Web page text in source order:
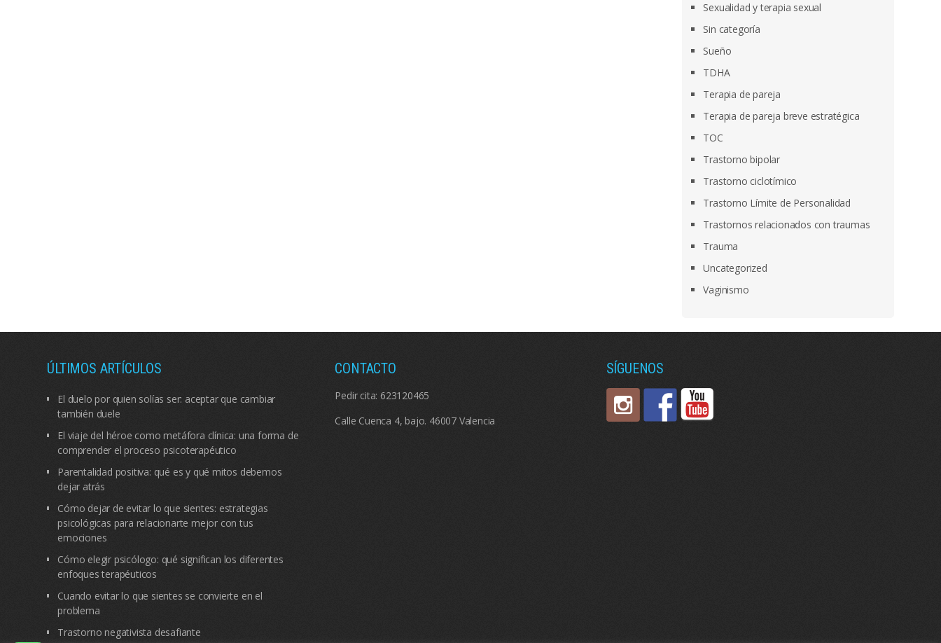
Sexualidad y terapia sexual
Sin categoría
Sueño
TDHA
Terapia de pareja
Terapia de pareja breve estratégica
TOC
Trastorno bipolar
Trastorno ciclotímico
Trastorno Límite de Personalidad
Trastornos relacionados con traumas
Trauma
Uncategorized
Vaginismo
ÚLTIMOS ARTÍCULOS
El duelo por quien solías ser: aceptar que cambiar
también duele
El viaje del héroe como metáfora clínica: una forma de
comprender el proceso psicoterapéutico
Parentalidad positiva: qué es y qué mitos debemos
dejar atrás
Cómo dejar de evitar lo que sientes: estrategias
psicológicas para relacionarte mejor con tus
emociones
Cómo elegir psicólogo: qué significan los diferentes
enfoques terapéuticos
Cuando evitar lo que sientes se convierte en el
problema
Trastorno negativista desafiante
CONTACTO
Pedir cita: 623120465
Calle Cuenca 4, bajo. 46007 Valencia
SÍGUENOS